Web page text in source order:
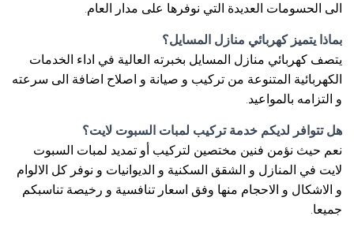
الى الحسومات العديدة التي نوفرها على مدار العام.
بماذا يتميز كهربائي منازل المسايل؟
يتصف كهربائي منازل المسايل بخبرته العالية في اداء الخدمات
الكهربائية المتنوعة من تركيب و صيانة و اصلاح اضافة الى سرعته
و التزامه بالمواعيد.
هل تتوافر لديكم خدمة تركيب لمبات السبوت لايت؟
نعم حيث نؤمن فنين مختصين لتركيب أو تمديد لمبات السبوت
لايت في المنازل و الشقق السكنية و الديوانيات و نوفر كل الالوام
و الاشكال و الاحجام منها وفق اسعار تنافسية و رخيصة تناسبكم
جميعا.